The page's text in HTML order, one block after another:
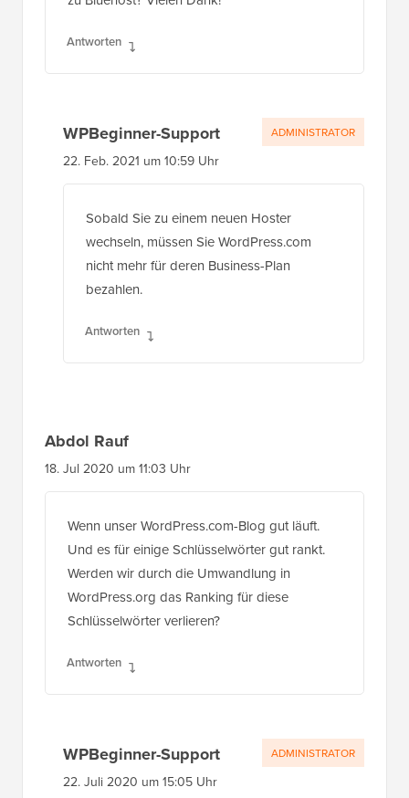
Antworten
WPBeginner-Support
22. Feb. 2021 um 10:59 Uhr
Sobald Sie zu einem neuen Hoster
wechseln, müssen Sie WordPress.com
nicht mehr für deren Business-Plan
bezahlen.
Antworten
ADMINISTRATOR
Abdol Rauf
18. Jul 2020 um 11:03 Uhr
Wenn unser WordPress.com-Blog gut läuft.
Und es für einige Schlüsselwörter gut rankt.
Werden wir durch die Umwandlung in
WordPress.org das Ranking für diese
Schlüsselwörter verlieren?
Antworten
WPBeginner-Support
22. Juli 2020 um 15:05 Uhr
ADMINISTRATOR